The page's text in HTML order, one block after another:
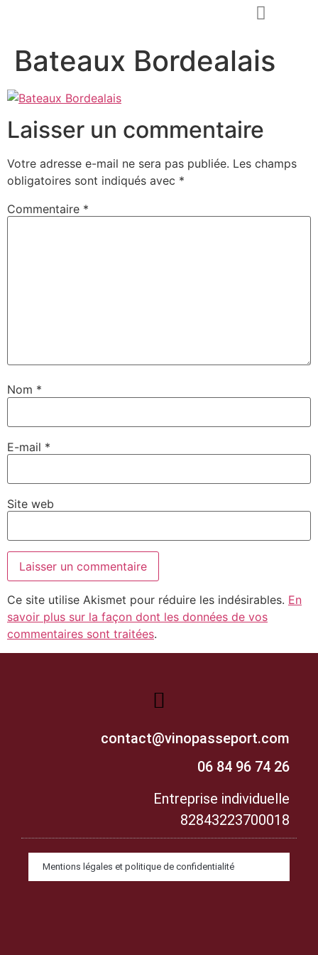
Bateaux Bordealais
Laisser un commentaire
Votre adresse e-mail ne sera pas publiée. Les champs
obligatoires sont indiqués avec *
Commentaire *
Nom *
E-mail *
Site web
Ce site utilise Akismet pour réduire les indésirables. En
savoir plus sur la façon dont les données de vos
commentaires sont traitées.
contact@vinopasseport.com
06 84 96 74 26
Entreprise individuelle
82843223700018
Mentions légales et politique de confidentialité